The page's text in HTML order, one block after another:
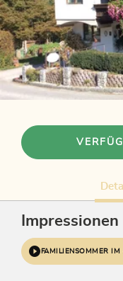
Impressionen
FAMILIENSOMMER IM